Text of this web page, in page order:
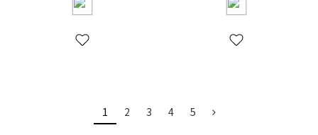
1 2 3 4 5